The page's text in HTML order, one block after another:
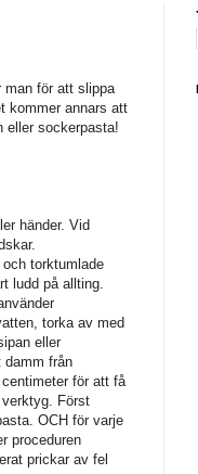
man för att slippa
kommer annars att
eller sockerpasta!
händer. Vid
torktumlade
ludd på allting.
torka av med
eller
damm från
för att få
Först
OCH för varje
proceduren
prickar av fel